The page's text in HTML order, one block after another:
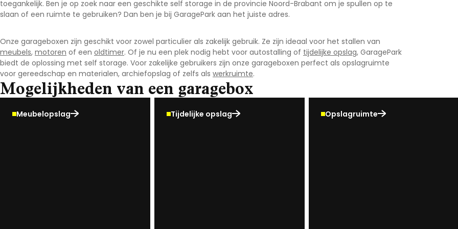
toegankelijk. Ben je op zoek naar een geschikte self storage in de provincie Noord-Brabant om je spullen op te
slaan of een ruimte te gebruiken? Dan ben je bij GaragePark aan het juiste adres.
Onze garageboxen zijn geschikt voor zowel particulier als zakelijk gebruik. Ze zijn ideaal voor het stallen van
meubels, motoren of een oldtimer. Of je nu een plek nodig hebt voor autostalling of tijdelijke opslag, GaragePark
biedt de oplossing met self storage. Voor zakelijke gebruikers zijn onze garageboxen perfect als opslagruimte
voor gereedschap en materialen, archiefopslag of zelfs als werkruimte.
Mogelijkheden van een garagebox
Meubelopslag Tijdelijke opslag Opslagruimte